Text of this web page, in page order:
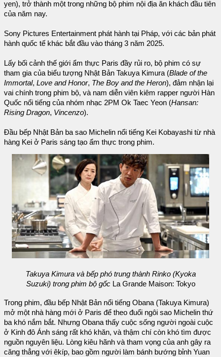
yen), trở thành một trong những bộ phim nội địa ăn khách đầu tiên
của năm nay.
Sony Pictures Entertainment phát hành tại Pháp, với các bản phát
hành quốc tế khác bắt đầu vào tháng 3 năm 2025.
Lấy bối cảnh thế giới ẩm thực Paris đầy rủi ro, bộ phim có sự
tham gia của biểu tượng Nhật Bản Takuya Kimura (Blade of the
Immortal, Love and Honor, The Boy and the Heron), đảm nhận lại
vai chính trong phim bộ, và nam diễn viên kiêm rapper người Hàn
Quốc nổi tiếng của nhóm nhạc 2PM Ok Taec Yeon (Hansan:
Rising Dragon, Vincenzo).
Đầu bếp Nhật Bản ba sao Michelin nổi tiếng Kei Kobayashi từ nhà
hàng Kei ở Paris sáng tạo ẩm thực trong phim.
Takuya Kimura và bếp phó trung thành Rinko (Kyoka
Suzuki) trong phim bộ gốcLa Grande Maison: Tokyo
Trong phim, đầu bếp Nhật Bản nổi tiếng Obana (Takuya Kimura)
mở một nhà hàng mới ở Paris để theo đuổi ngôi sao Michelin thứ
ba khó nắm bắt. Nhưng Obana thấy cuộc sống người ngoài cuộc
ở Kinh đô Ánh sáng rất khó khăn, và thậm chí còn khó tìm được
nguồn nguyên liệu. Lòng kiêu hãnh và tham vọng của anh gây ra
căng thẳng với êkíp, bao gồm người làm bánh bướng bỉnh Yuan